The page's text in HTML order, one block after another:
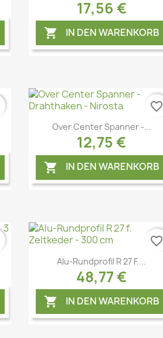
 Vorschau
17,56 €
 IN DEN WARENKORB
Vorschau
Over Center Spanner -...
12,75 €
 IN DEN WARENKORB
favorite_border
Alu-Rundprofil R 27 F....
48,77 €
 IN DEN WARENKORB
favorite_border